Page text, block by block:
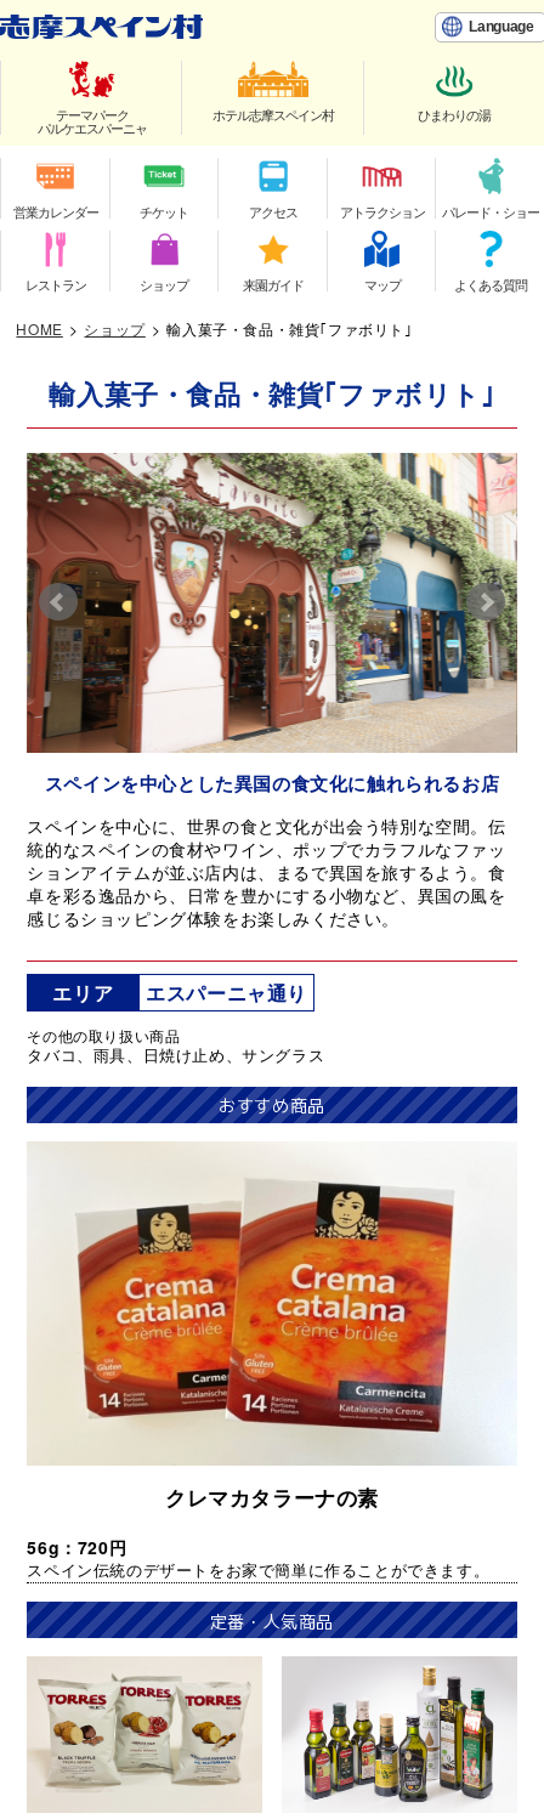
Language
テーマパーク
パルケエスパーニャ
ホテル志摩スペイン村 ひまわりの湯
営業カレンダー チケット アクセス アトラクション パレード・ショー
レストラン ショップ 来園ガイド マップ よくある質問
HOME > ショップ > 輸入菓子・食品・雑貨｢ファボリト｣
輸入菓子・食品・雑貨｢ファボリト｣
スペインを中心とした異国の食文化に触れられるお店
スペインを中心に、世界の食と文化が出会う特別な空間。伝
統的なスペインの食材やワイン、ポップでカラフルなファッ
ションアイテムが並ぶ店内は、まるで異国を旅するよう。食
卓を彩る逸品から、日常を豊かにする小物など、異国の風を
感じるショッピング体験をお楽しみください。
エリア エスパーニャ通り
その他の取り扱い商品
タバコ、雨具、日焼け止め、サングラス
おすすめ商品
クレマカタラーナの素
56g：720円
スペイン伝統のデザートをお家で簡単に作ることができます。
定番・人気商品